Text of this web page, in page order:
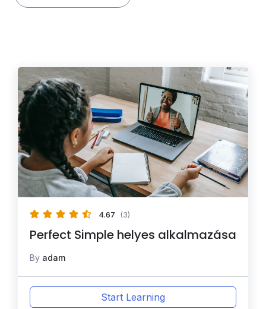
4.67 (3)
Perfect Simple helyes alkalmazása
By adam
Start Learning